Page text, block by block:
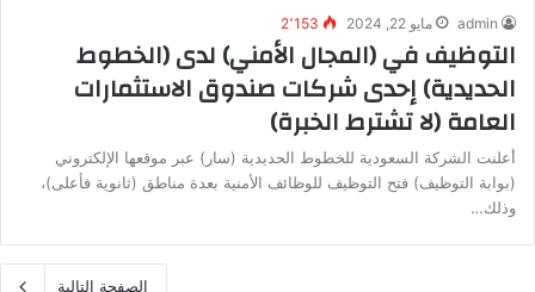
admin مايو 22, 2024 2٬153
التوظيف في (المجال الأمني) لدى (الخطوط
الحديدية) إحدى شركات صندوق الاستثمارات
العامة (لا تشترط الخبرة)
أعلنت الشركة السعودية للخطوط الحديدية (سار) عبر موقعها الإلكتروني
(بوابة التوظيف) فتح التوظيف للوظائف الأمنية بعدة مناطق (ثانوية فأعلى)،
وذلك…
الصفحة التالية